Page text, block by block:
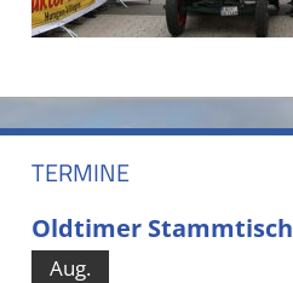
TERMINE
Oldtimer Stammtisch
Aug.